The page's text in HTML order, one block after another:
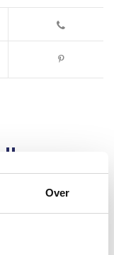
Over
we een
unieke